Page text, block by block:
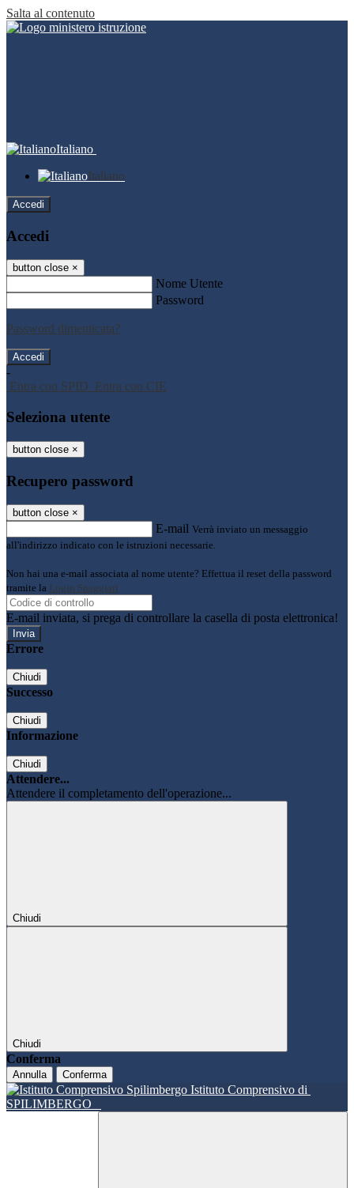
Salta al contenuto
Italiano
Italiano
Accedi
Accedi
button close ×
Nome Utente
Password
Password dimenticata?
-
Entra con SPID Entra con CIE
Seleziona utente
button close ×
Recupero password
button close ×
E-mail Verrà inviato un messaggio
all'indirizzo indicato con le istruzioni necessarie.
Non hai una e-mail associata al nome utente? Effettua il reset della password
tramite la Login Spaggiari
E-mail inviata, si prega di controllare la casella di posta elettronica!
Errore
Chiudi
Successo
Chiudi
Informazione
Chiudi
Attendere...
Attendere il completamento dell'operazione...
Chiudi
Chiudi
Conferma
Annulla Conferma
Istituto Comprensivo di
SPILIMBERGO